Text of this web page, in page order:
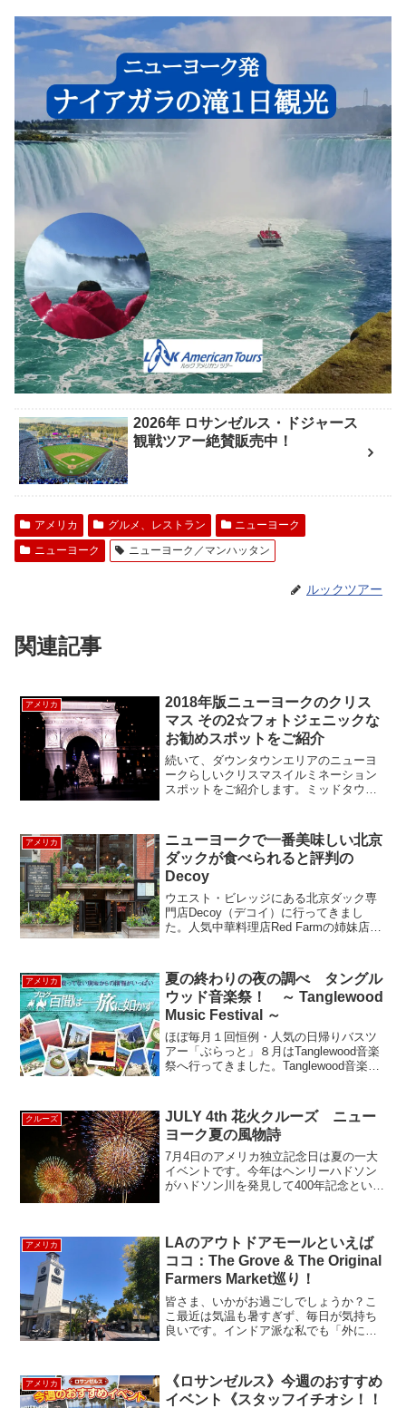
2026年 ロサンゼルス・ドジャース
観戦ツアー絶賛販売中！
アメリカ グルメ、レストラン
ニューヨーク
ニューヨーク
ニューヨーク／マンハッタン
ルックツアー
関連記事
アメリカ
2018年版ニューヨークのクリス
マス その2☆フォトジェニックな
お勧めスポットをご紹介
続いて、ダウンタウンエリアのニューヨ
ークらしいクリスマスイルミネーション
スポットをご紹介します。ミッドタウン
ットその1を見る)★★その２★★☆ダウ
ンタウンエリア☆Wa...
アメリカ
ニューヨークで一番美味しい北京
ダックが食べられると評判の
Decoy
ウエスト・ビレッジにある北京ダック専
門店Decoy（デコイ）に行ってきまし
た。人気中華料理店Red Farmの姉妹店
じめとするメディアのNYの北京ダックの
ラン...
アメリカ
夏の終わりの夜の調べ タングル
ウッド音楽祭！ ～ Tanglewood
Music Festival ～
ほぼ毎月１回恒例・人気の日帰りバスツ
アー「ぶらっと」８月はTanglewood音楽
祭へ行ってきました。Tanglewood音楽祭
いう小さな町で毎年夏に開催されます。
タン...
クルーズ
JULY 4th 花火クルーズ ニュー
ヨーク夏の風物詩
7月4日のアメリカ独立記念日は夏の一大
イベントです。今年はヘンリーハドソン
がハドソン川を発見して400年記念という
て、乗船です。...
アメリカ
LAのアウトドアモールといえば
ココ：The Grove & The Original
Farmers Market巡り！
皆さま、いかがお過ごしでしょうか？こ
こ最近は気温も暑すぎず、毎日が気持ち
良いです。インドア派な私でも「外に出
たいと思い、LAにあるアウトドアモー
ル、The Grove...
アメリカ
《ロサンゼルス》今週のおすすめ
イベント《スタッフイチオシ！！